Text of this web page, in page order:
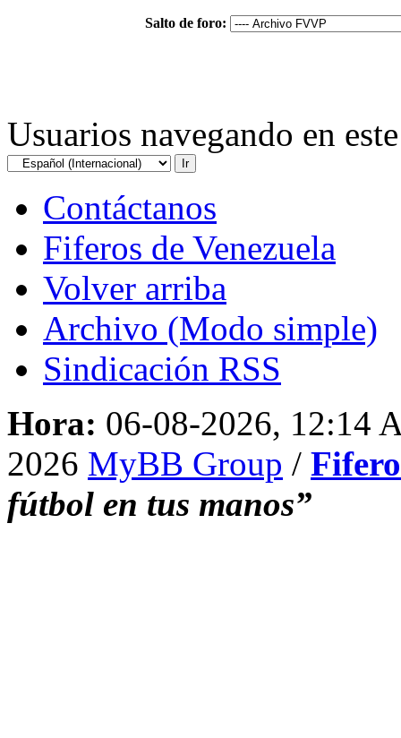
Salto de foro:
Usuarios navegando en
Contáctanos
Fiferos de Venezuela
Volver arriba
Archivo (Modo simple)
Sindicación RSS
Hora: 06-08-2026, 12:14
2026 MyBB Group /
fútbol en tus manos”